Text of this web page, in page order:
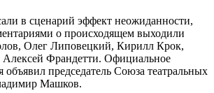
в сценарий эффект неожиданности,
о происходящем выходили
Олег Липовецкий, Кирилл Крок,
Франдетти. Официальное
объявил председатель Союза театральных
Машков.